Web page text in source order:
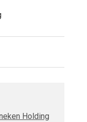
Holding